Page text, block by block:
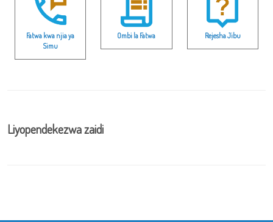
Fatwa kwa njia ya
Simu
Ombi la Fatwa Rejesha Jibu
Liyopendekezwa zaidi